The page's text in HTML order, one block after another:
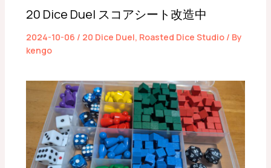
20 Dice Duel スコアシート改造中
2024-10-06 / 20 Dice Duel, Roasted Dice Studio/ By
kengo